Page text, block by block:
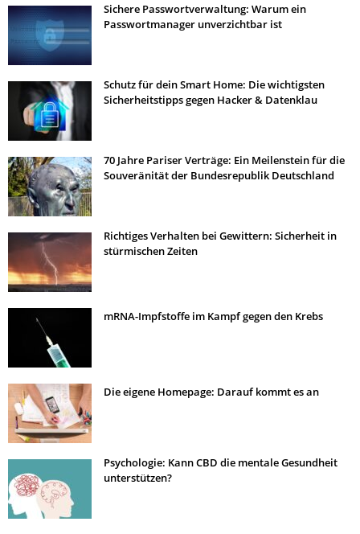
Sichere Passwortverwaltung: Warum ein
Passwortmanager unverzichtbar ist
Schutz für dein Smart Home: Die wichtigsten
Sicherheitstipps gegen Hacker & Datenklau
70 Jahre Pariser Verträge: Ein Meilenstein für die
Souveränität der Bundesrepublik Deutschland
Richtiges Verhalten bei Gewittern: Sicherheit in
stürmischen Zeiten
mRNA-Impfstoffe im Kampf gegen den Krebs
Die eigene Homepage: Darauf kommt es an
Psychologie: Kann CBD die mentale Gesundheit
unterstützen?